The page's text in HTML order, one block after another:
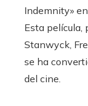
Indemnity»
Esta película,
Stanwyck,
se ha
del cine.